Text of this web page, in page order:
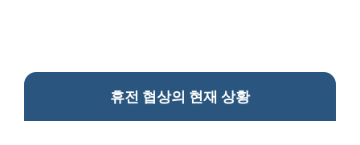
휴전 협상의 현재 상황